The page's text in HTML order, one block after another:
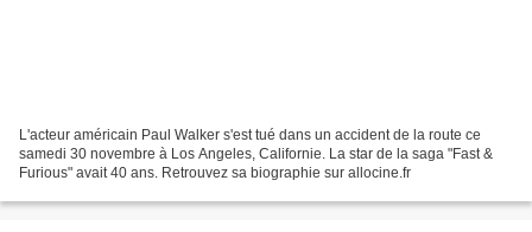
L'acteur américain Paul Walker s'est tué dans un accident de la route ce
samedi 30 novembre à Los Angeles, Californie. La star de la saga "Fast &
Furious" avait 40 ans. Retrouvez sa biographie sur allocine.fr